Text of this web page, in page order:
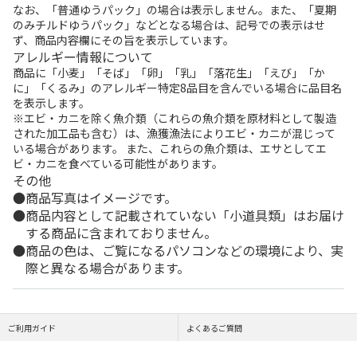
なお、「普通ゆうパック」の場合は表示しません。また、「夏期
のみチルドゆうパック」などとなる場合は、記号での表示はせ
ず、商品内容欄にその旨を表示しています。
アレルギー情報について
商品に「小麦」「そば」「卵」「乳」「落花生」「えび」「か
に」「くるみ」のアレルギー特定8品目を含んでいる場合に品目名
を表示します。
※エビ・カニを除く魚介類（これらの魚介類を原材料として製造
された加工品も含む）は、漁獲漁法によりエビ・カニが混じって
いる場合があります。 また、これらの魚介類は、エサとしてエ
ビ・カニを食べている可能性があります。
その他
商品写真はイメージです。
商品内容として記載されていない「小道具類」はお届け
する商品に含まれておりません。
商品の色は、ご覧になるパソコンなどの環境により、実
際と異なる場合があります。
ご利用ガイド よくあるご質問